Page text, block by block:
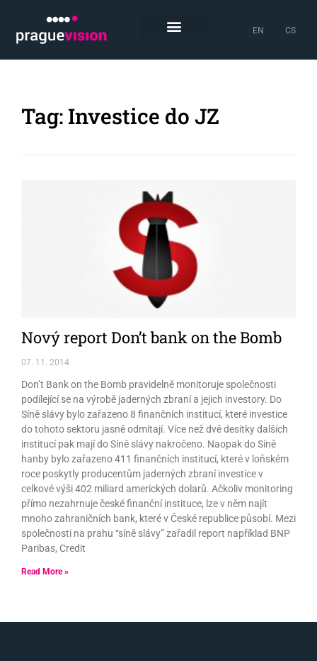
EN CS
Tag: Investice do JZ
Nový report Don’t bank on the Bomb
07. 11. 2014
Don’t Bank on the Bomb pravidelně monitoruje společnosti
podílející se na výrobě jaderných zbraní a jejich investory. Do
Síně slávy bylo zařazeno 8 finančních institucí, které investice
do tohoto sektoru jasně odmítají. Více než dvě desítky dalších
institucí pak mají do Síně slávy nakročeno. Naopak do Síně
hanby bylo zařazeno 411 finančních institucí, které v loňském
roce poskytly producentům jaderných zbraní investice v
celkové výši 402 miliard amerických dolarů. Ačkoliv monitoring
přímo nezahrnuje české finanční instituce, lze v něm najít
mnoho zahraničních bank, které v České republice působí. Mezi
společnosti na prahu “síně slávy” zařadil report například BNP
Paribas, Credit
Read More »